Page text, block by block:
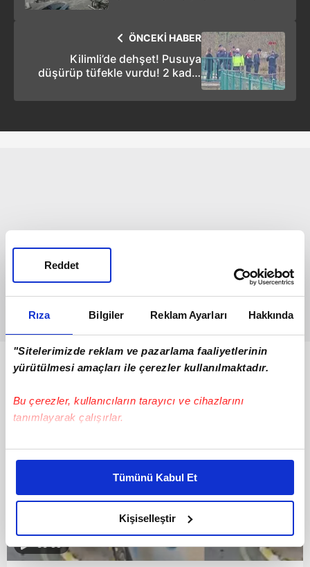
Rıza Bilgiler Reklam Ayarları Hakkında
"Sitelerimizde reklam ve pazarlama faaliyetlerinin
yürütülmesi amaçları ile çerezler kullanılmaktadır.
Bu çerezler, kullanıcıların tarayıcı ve cihazlarını
tanımlayarak çalışırlar.
Bu çerezlere izin vermeniz halinde sizlere özel
daha iyi reklam deneyimi yaşatabiliriz. Bunu yaparken
amacımızın size daha iyi bir reklam deneyimi sunmak
olduğunu ve sizlere en iyi içerikleri sunabilmek adına
elimizden gelen çabayı gösterdiğimizi ve bu noktada,
reklamların maliyetlerimizi karşılamak noktasında tek gelir
Tümünü Kabul Et
Kişiselleştir
Reddet
ÖNCEKİ HABER
Kilimli’de dehşet! Pusuya
düşürüp tüfekle vurdu! 2 kadın
Bunlar da Var
00:55